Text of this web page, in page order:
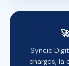
Syndic
charges, la